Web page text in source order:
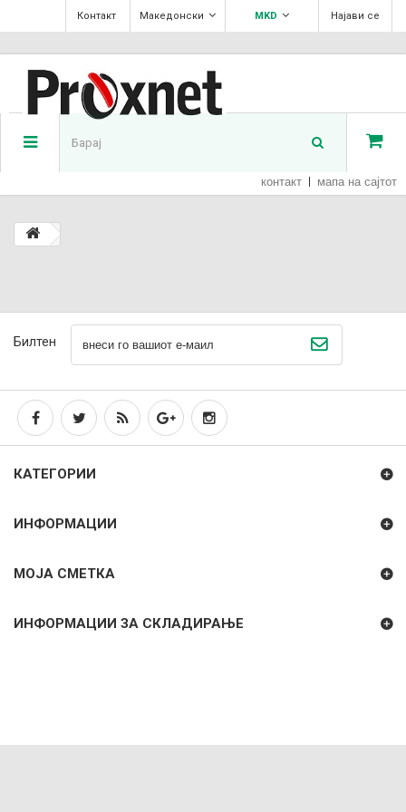
Најави се
MKD
Македонски
Контакт
контакт мапа на сајтот
Билтен
КАТЕГОРИИ
ИНФОРМАЦИИ
МОЈА СМЕТКА
ИНФОРМАЦИИ ЗА СКЛАДИРАЊЕ